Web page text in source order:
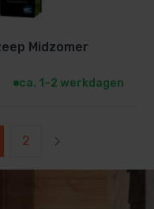
Midzomer
ca. 1–2 werkdagen
2